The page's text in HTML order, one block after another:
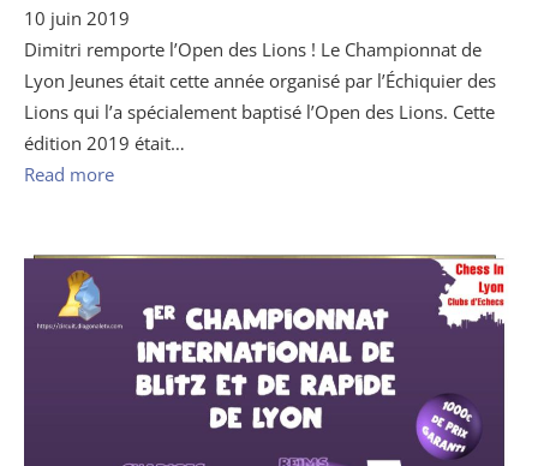
10 juin 2019
Dimitri remporte l’Open des Lions ! Le Championnat de
Lyon Jeunes était cette année organisé par l’Échiquier des
Lions qui l’a spécialement baptisé l’Open des Lions. Cette
édition 2019 était…
Read more